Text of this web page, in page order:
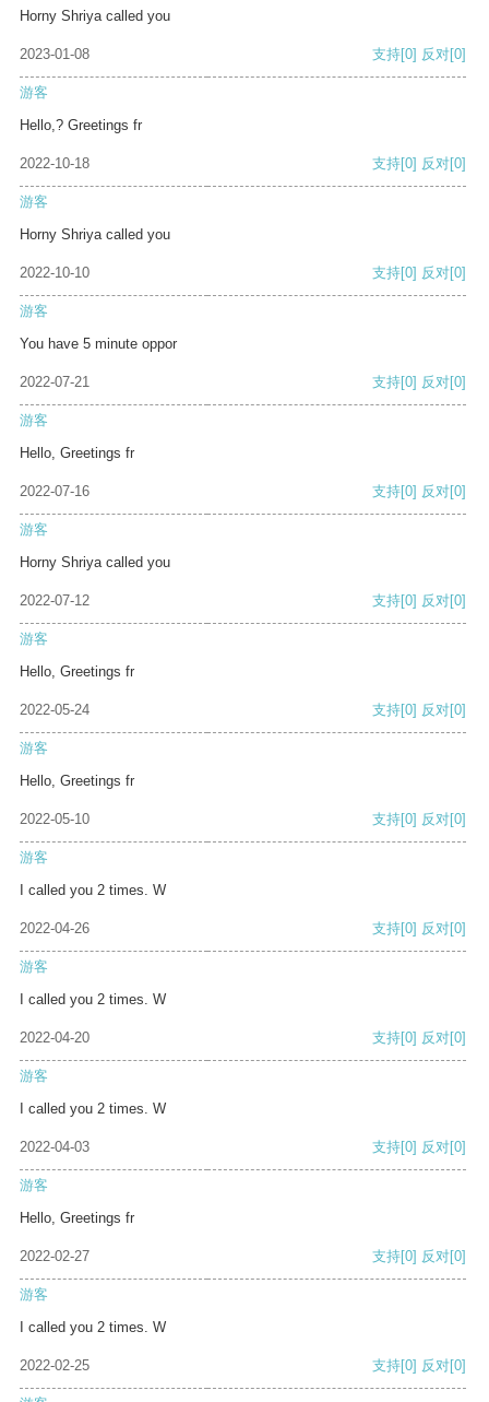
Horny Shriya called you
2023-01-08 支持[0] 反对[0]
游客
Hello,? Greetings fr
2022-10-18 支持[0] 反对[0]
游客
Horny Shriya called you
2022-10-10 支持[0] 反对[0]
游客
You have 5 minute oppor
2022-07-21 支持[0] 反对[0]
游客
Hello, Greetings fr
2022-07-16 支持[0] 反对[0]
游客
Horny Shriya called you
2022-07-12 支持[0] 反对[0]
游客
Hello, Greetings fr
2022-05-24 支持[0] 反对[0]
游客
Hello, Greetings fr
2022-05-10 支持[0] 反对[0]
游客
I called you 2 times. W
2022-04-26 支持[0] 反对[0]
游客
I called you 2 times. W
2022-04-20 支持[0] 反对[0]
游客
I called you 2 times. W
2022-04-03 支持[0] 反对[0]
游客
Hello, Greetings fr
2022-02-27 支持[0] 反对[0]
游客
I called you 2 times. W
2022-02-25 支持[0] 反对[0]